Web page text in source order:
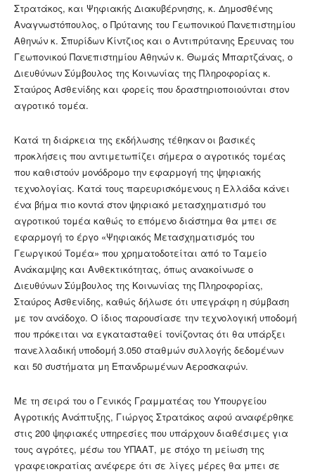
Στρατάκος, και Ψηφιακής Διακυβέρνησης, κ. Δημοσθένης
Αναγνωστόπουλος, ο Πρύτανης του Γεωπονικού Πανεπιστημίου
Αθηνών κ. Σπυρίδων Κίντζιος και ο Αντιπρύτανης Έρευνας του
Γεωπονικού Πανεπιστημίου Αθηνών κ. Θωμάς Μπαρτζάνας, ο
Διευθύνων Σύμβουλος της Κοινωνίας της Πληροφορίας κ.
Σταύρος Ασθενίδης και φορείς που δραστηριοποιούνται στον
αγροτικό τομέα.
Κατά τη διάρκεια της εκδήλωσης τέθηκαν οι βασικές
προκλήσεις που αντιμετωπίζει σήμερα ο αγροτικός τομέας
που καθιστούν μονόδρομο την εφαρμογή της ψηφιακής
τεχνολογίας. Κατά τους παρευρισκόμενους η Ελλάδα κάνει
ένα βήμα πιο κοντά στον ψηφιακό μετασχηματισμό του
αγροτικού τομέα καθώς το επόμενο διάστημα θα μπει σε
εφαρμογή το έργο «Ψηφιακός Μετασχηματισμός του
Γεωργικού Τομέα» που χρηματοδοτείται από το Ταμείο
Ανάκαμψης και Ανθεκτικότητας, όπως ανακοίνωσε ο
Διευθύνων Σύμβουλος της Κοινωνίας της Πληροφορίας,
Σταύρος Ασθενίδης, καθώς δήλωσε ότι υπεγράφη η σύμβαση
με τον ανάδοχο. Ο ίδιος παρουσίασε την τεχνολογική υποδομή
που πρόκειται να εγκατασταθεί τονίζοντας ότι θα υπάρξει
πανελλαδική υποδομή 3.050 σταθμών συλλογής δεδομένων
και 50 συστήματα μη Επανδρωμένων Αεροσκαφών.
Με τη σειρά του ο Γενικός Γραμματέας του Υπουργείου
Αγροτικής Ανάπτυξης, Γιώργος Στρατάκος αφού αναφέρθηκε
στις 200 ψηφιακές υπηρεσίες που υπάρχουν διαθέσιμες για
τους αγρότες, μέσω του ΥΠΑΑΤ, με στόχο τη μείωση της
γραφειοκρατίας ανέφερε ότι σε λίγες μέρες θα μπει σε